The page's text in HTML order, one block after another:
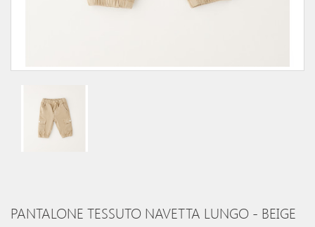
PANTALONE TESSUTO NAVETTA LUNGO - BEIGE